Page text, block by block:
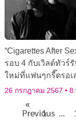
“Cigarettes After
รอบ 4 กับเวิลด์ทัวร์
ใหม่ที่แฟนๆกรี๊ดรอเ
26 กรกฎาคม 2567
«
Previous
1 …